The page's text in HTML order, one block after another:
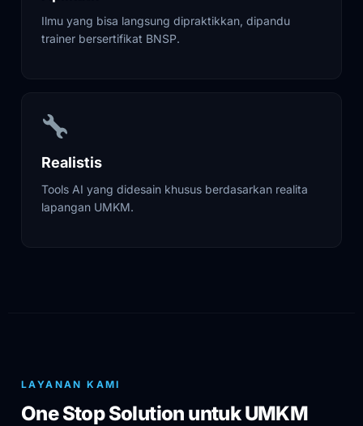
Ilmu yang bisa langsung dipraktikkan, dipandu
trainer bersertifikat BNSP.
Realistis
Tools AI yang didesain khusus berdasarkan realita
lapangan UMKM.
LAYANAN KAMI
One Stop Solution untuk UMKM